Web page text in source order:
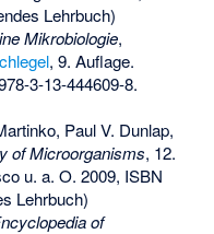
Lehrbuch)
Mikrobiologie,
, 9. Auflage.
3-13-444609-8.
Paul V. Dunlap,
of Microorganisms, 12.
u. a. O. 2009, ISBN
Lehrbuch)
of